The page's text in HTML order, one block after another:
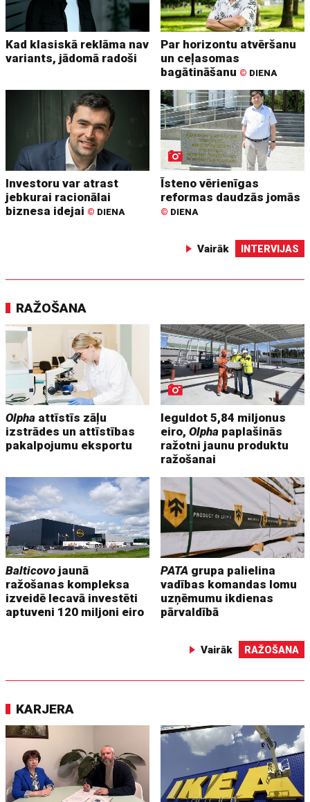
Kad klasiskā reklāma nav
variants, jādomā radoši
Par horizontu atvēršanu
un ceļasomas
bagātināšanu © DIENA
Investoru var atrast
jebkurai racionālai
biznesa idejai © DIENA
Īsteno vērienīgas
reformas daudzās jomās
© DIENA
Vairāk INTERVIJAS
RAŽOŠANA
Olpha attīstīs zāļu
izstrādes un attīstības
pakalpojumu eksportu
Ieguldot 5,84 miljonus
eiro,Olpha paplašinās
ražotni jaunu produktu
ražošanai
Balticovo jaunā
ražošanas kompleksa
izveidē Iecavā investēti
aptuveni 120 miljoni eiro
PATA grupa palielina
vadības komandas lomu
uzņēmumu ikdienas
pārvaldībā
Vairāk RAŽOŠANA
KARJERA